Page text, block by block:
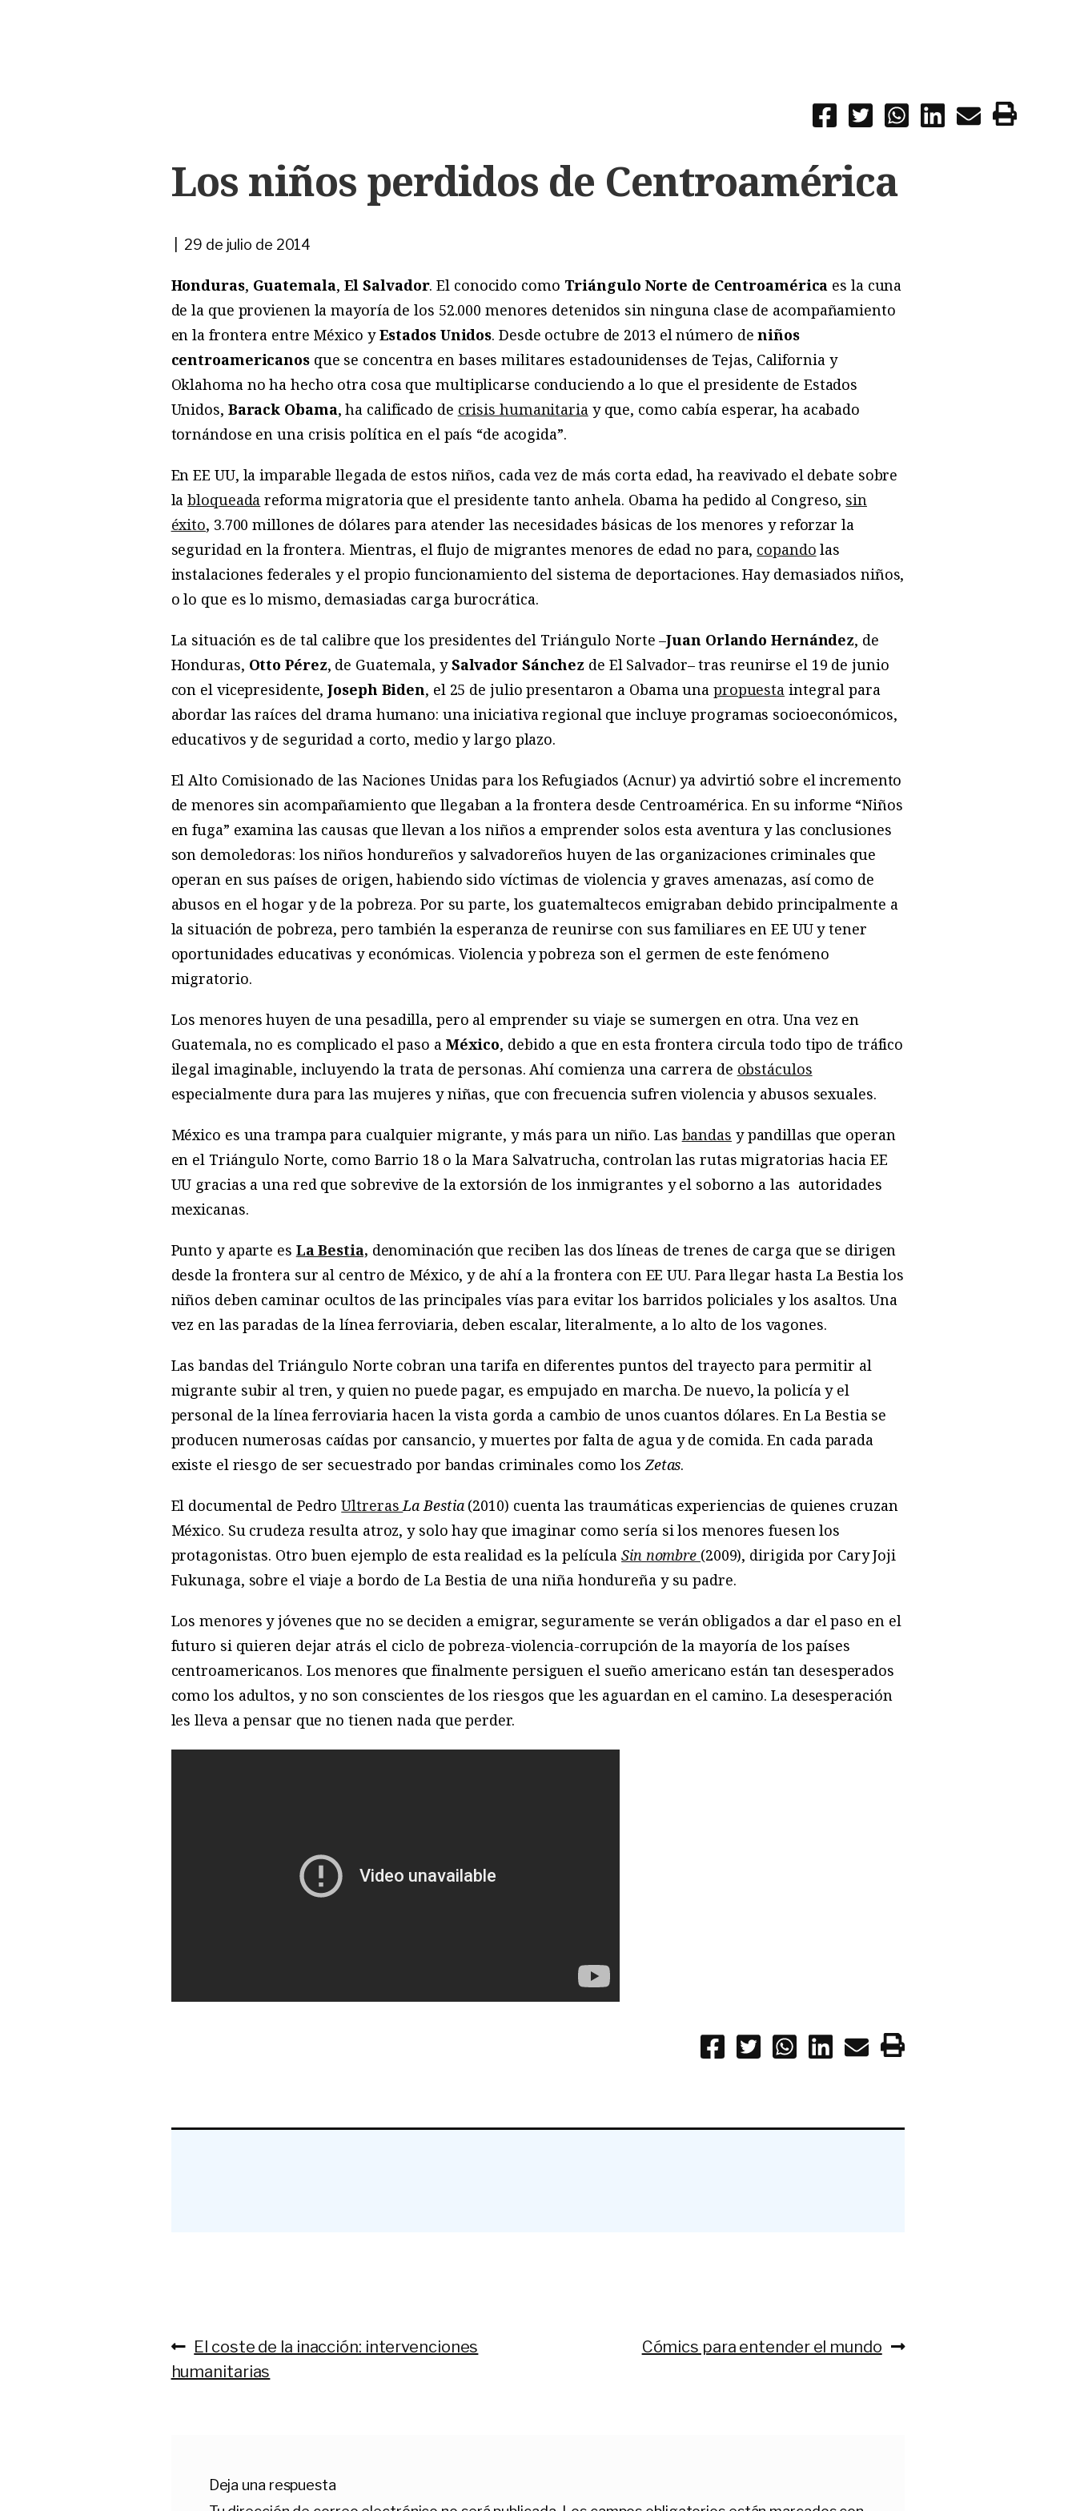
Los niños perdidos de Centroamérica
| 29 de julio de 2014
Honduras, Guatemala, El Salvador. El conocido como Triángulo Norte de Centroamérica es la cuna
de la que provienen la mayoría de los 52.000 menores detenidos sin ninguna clase de acompañamiento
en la frontera entre México yEstados Unidos. Desde octubre de 2013 el número deniños
centroamericanosque se concentra en bases militares estadounidenses de Tejas, California y
Oklahoma no ha hecho otra cosa que multiplicarse conduciendo a lo que el presidente de Estados
Unidos, Barack Obama, ha calificado de crisis humanitaria y que, como cabía esperar, ha acabado
tornándose en una crisis política en el país “de acogida”.
En EE UU, la imparable llegada de estos niños, cada vez de más corta edad, ha reavivado el debate sobre
labloqueada reforma migratoria que el presidente tanto anhela. Obama ha pedido al Congreso, sin
éxito, 3.700 millones de dólares para atender las necesidades básicas de los menores y reforzar la
seguridad en la frontera. Mientras, el flujo de migrantes menores de edad no para, copando las
instalaciones federales y el propio funcionamiento del sistema de deportaciones. Hay demasiados niños,
o lo que es lo mismo, demasiadas carga burocrática.
La situación es de tal calibre que los presidentes del Triángulo Norte –Juan Orlando Hernández, de
Honduras, Otto Pérez, de Guatemala, ySalvador Sánchez de El Salvador– tras reunirse el 19 de junio
con el vicepresidente,Joseph Biden, el 25 de julio presentaron a Obama una propuesta integral para
abordar las raíces del drama humano: una iniciativa regional que incluye programas socioeconómicos,
educativos y de seguridad a corto, medio y largo plazo.
El Alto Comisionado de las Naciones Unidas para los Refugiados (Acnur) ya advirtió sobre el incremento
de menores sin acompañamiento que llegaban a la frontera desde Centroamérica. En su informe “Niños
en fuga” examina las causas que llevan a los niños a emprender solos esta aventura y las conclusiones
son demoledoras: los niños hondureños y salvadoreños huyen de las organizaciones criminales que
operan en sus países de origen, habiendo sido víctimas de violencia y graves amenazas, así como de
abusos en el hogar y de la pobreza. Por su parte, los guatemaltecos emigraban debido principalmente a
la situación de pobreza, pero también la esperanza de reunirse con sus familiares en EE UU y tener
oportunidades educativas y económicas. Violencia y pobreza son el germen de este fenómeno
migratorio.
Los menores huyen de una pesadilla, pero al emprender su viaje se sumergen en otra. Una vez en
Guatemala, no es complicado el paso a México, debido a que en esta frontera circula todo tipo de tráfico
ilegal imaginable, incluyendo la trata de personas. Ahí comienza una carrera de obstáculos
especialmente dura para las mujeres y niñas, que con frecuencia sufren violencia y abusos sexuales.
México es una trampa para cualquier migrante, y más para un niño. Las bandas y pandillas que operan
en el Triángulo Norte, como Barrio 18 o la Mara Salvatrucha, controlan las rutas migratorias hacia EE
UU gracias a una red que sobrevive de la extorsión de los inmigrantes y el soborno a las autoridades
mexicanas.
Punto y aparte es La Bestia, denominación que reciben las dos líneas de trenes de carga que se dirigen
desde la frontera sur al centro de México, y de ahí a la frontera con EE UU. Para llegar hasta La Bestia los
niños deben caminar ocultos de las principales vías para evitar los barridos policiales y los asaltos. Una
vez en las paradas de la línea ferroviaria, deben escalar, literalmente, a lo alto de los vagones.
Las bandas del Triángulo Norte cobran una tarifa en diferentes puntos del trayecto para permitir al
migrante subir al tren, y quien no puede pagar, es empujado en marcha. De nuevo, la policía y el
personal de la línea ferroviaria hacen la vista gorda a cambio de unos cuantos dólares. En La Bestia se
producen numerosas caídas por cansancio, y muertes por falta de agua y de comida. En cada parada
existe el riesgo de ser secuestrado por bandas criminales como losZetas.
El documental de PedroUltrerasLa Bestia (2010) cuenta las traumáticas experiencias de quienes cruzan
México. Su crudeza resulta atroz, y solo hay que imaginar como sería si los menores fuesen los
protagonistas. Otro buen ejemplo de esta realidad es la películaSin nombre (2009), dirigida por Cary Joji
Fukunaga, sobre el viaje a bordo de La Bestia de una niña hondureña y su padre.
Los menores y jóvenes que no se deciden a emigrar, seguramente se verán obligados a dar el paso en el
futuro si quieren dejar atrás el ciclo de pobreza-violencia-corrupción de la mayoría de los países
centroamericanos. Los menores que finalmente persiguen el sueño americano están tan desesperados
como los adultos, y no son conscientes de los riesgos que les aguardan en el camino. La desesperación
les lleva a pensar que no tienen nada que perder.
Navegación
de
Anterior:
El coste de la inacción: intervenciones
humanitarias
Siguiente:
Cómics para entender el mundo
Deja una respuesta